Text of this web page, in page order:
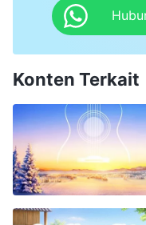
Konten Terkait